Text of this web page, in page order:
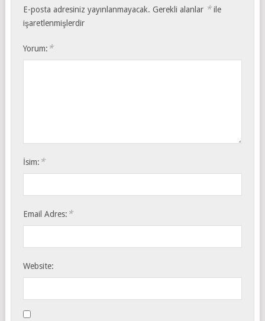
E-posta adresiniz yayınlanmayacak. Gerekli alanlar *ile
işaretlenmişlerdir
Yorum: *
İsim: *
Email Adres: *
Website: